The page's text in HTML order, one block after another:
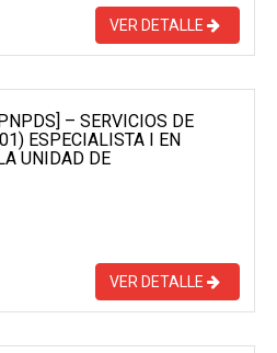
VER DETALLE
– SERVICIOS DE
ESPECIALISTA I EN
UNIDAD DE
VER DETALLE